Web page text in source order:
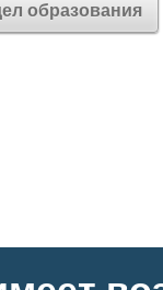
образования